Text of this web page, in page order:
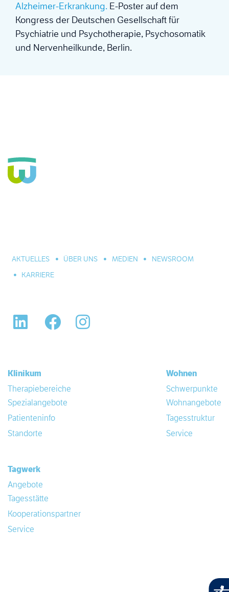
Alzheimer-Erkrankung. E-Poster auf dem
Kongress der Deutschen Gesellschaft für
Psychiatrie und Psychotherapie, Psychosomatik
und Nervenheilkunde, Berlin.
AKTUELLES ÜBER UNS MEDIEN
NEWSROOM
KARRIERE
LinkedIn Facebook
Klinikum
Therapiebereiche
Spezialangebote
Patienteninfo
Standorte
Wohnen
Schwerpunkte
Wohnangebote
Tagesstruktur
Service
Tagwerk
Angebote
Tagesstätte
Kooperationspartner
Service